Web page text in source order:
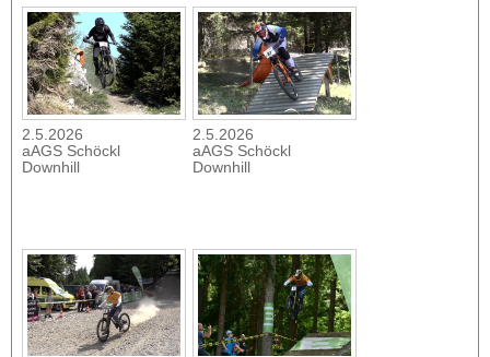
2.5.2026
aAGS Schöckl
Downhill
2.5.2026
aAGS Schöckl
Downhill